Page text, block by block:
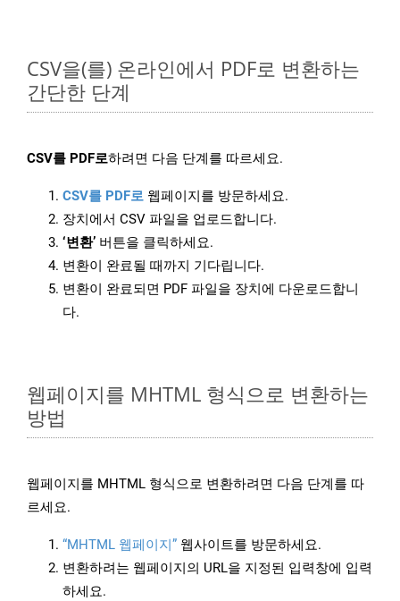
CSV을(를) 온라인에서 PDF로 변환하는
간단한 단계
CSV를 PDF로하려면 다음 단계를 따르세요.
CSV를 PDF로 웹페이지를 방문하세요.
장치에서 CSV 파일을 업로드합니다.
‘변환’ 버튼을 클릭하세요.
변환이 완료될 때까지 기다립니다.
변환이 완료되면 PDF 파일을 장치에 다운로드합니
다.
웹페이지를 MHTML 형식으로 변환하는
방법
웹페이지를 MHTML 형식으로 변환하려면 다음 단계를 따
르세요.
“MHTML 웹페이지” 웹사이트를 방문하세요.
변환하려는 웹페이지의 URL을 지정된 입력창에 입력
하세요.